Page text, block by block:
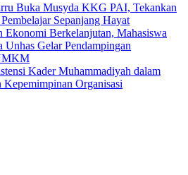
Buka Musyda KKG PAI, Tekankan
Sepanjang Hayat
Ekonomi Berkelanjutan, Mahasiswa
Gelar Pendampingan
Kader Muhammadiyah dalam
Organisasi